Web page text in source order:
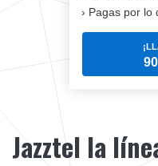
Pagas por lo
Jazztel la